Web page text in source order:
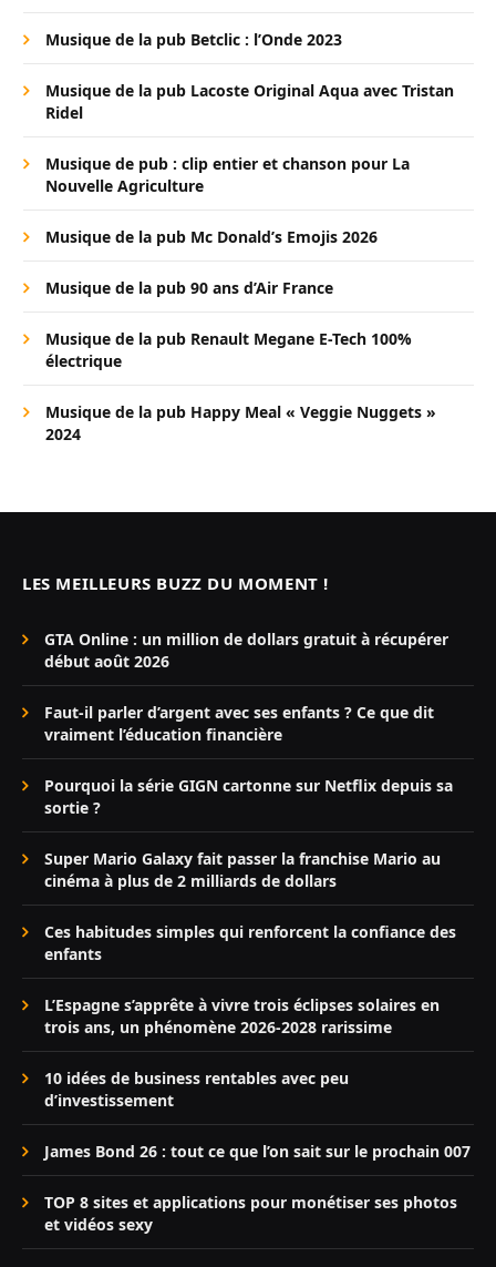
Musique de la pub Betclic : l’Onde 2023
Musique de la pub Lacoste Original Aqua avec Tristan
Ridel
Musique de pub : clip entier et chanson pour La
Nouvelle Agriculture
Musique de la pub Mc Donald’s Emojis 2026
Musique de la pub 90 ans d’Air France
Musique de la pub Renault Megane E-Tech 100%
électrique
Musique de la pub Happy Meal « Veggie Nuggets »
2024
LES MEILLEURS BUZZ DU MOMENT !
GTA Online : un million de dollars gratuit à récupérer
début août 2026
Faut-il parler d’argent avec ses enfants ? Ce que dit
vraiment l’éducation financière
Pourquoi la série GIGN cartonne sur Netflix depuis sa
sortie ?
Super Mario Galaxy fait passer la franchise Mario au
cinéma à plus de 2 milliards de dollars
Ces habitudes simples qui renforcent la confiance des
enfants
L’Espagne s’apprête à vivre trois éclipses solaires en
trois ans, un phénomène 2026-2028 rarissime
10 idées de business rentables avec peu
d’investissement
James Bond 26 : tout ce que l’on sait sur le prochain 007
TOP 8 sites et applications pour monétiser ses photos
et vidéos sexy